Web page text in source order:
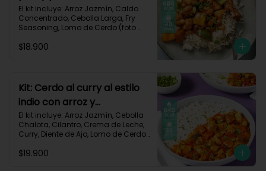
arroz jazmín-101
El kit incluye: Arroz Jazmín, Caldo
Concentrado, Cebolla Larga, Fry
Seasoning, Lomo de Cerdo (foto
Piña, Salsa de Soya, Vinagre de
Proteínas 41g
$18.900
Kit: Cerdo al curry al estilo
indio con arroz y
pimentón-73
El kit incluye: Arroz Jazmín, Cebolla
Chalota, Cilantro, Crema de Leche,
Curry, Diente de Ajo, Lomo de Cerdo
Rojo, Sour Cream, Receta Impresa.
$19.900